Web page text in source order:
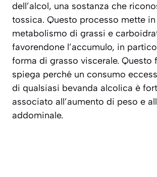
dell’alcol, una sostanza che
tossica. Questo processo mette
metabolismo di grassi e
favorendone l’accumulo, in
forma di grasso viscerale. Questo
spiega perché un consumo
di qualsiasi bevanda alcolica è
associato all’aumento di peso e
addominale.